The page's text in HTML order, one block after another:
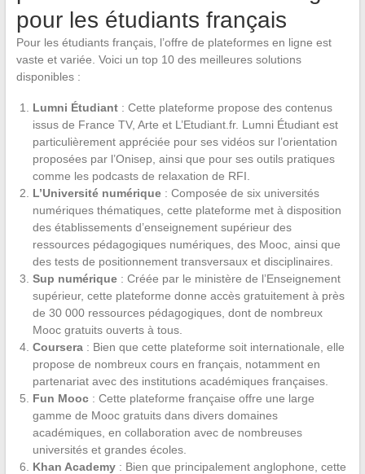
pour les étudiants français
Pour les étudiants français, l’offre de plateformes en ligne est
vaste et variée. Voici un top 10 des meilleures solutions
disponibles :
Lumni Étudiant: Cette plateforme propose des contenus
issus de France TV, Arte et L’Etudiant.fr. Lumni Étudiant est
particulièrement appréciée pour ses vidéos sur l’orientation
proposées par l’Onisep, ainsi que pour ses outils pratiques
comme les podcasts de relaxation de RFI.
L’Université numérique: Composée de six universités
numériques thématiques, cette plateforme met à disposition
des établissements d’enseignement supérieur des
ressources pédagogiques numériques, des Mooc, ainsi que
des tests de positionnement transversaux et disciplinaires.
Sup numérique: Créée par le ministère de l’Enseignement
supérieur, cette plateforme donne accès gratuitement à près
de 30 000 ressources pédagogiques, dont de nombreux
Mooc gratuits ouverts à tous.
Coursera: Bien que cette plateforme soit internationale, elle
propose de nombreux cours en français, notamment en
partenariat avec des institutions académiques françaises.
Fun Mooc: Cette plateforme française offre une large
gamme de Mooc gratuits dans divers domaines
académiques, en collaboration avec de nombreuses
universités et grandes écoles.
Khan Academy: Bien que principalement anglophone, cette